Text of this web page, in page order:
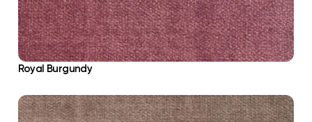
Royal Burgundy